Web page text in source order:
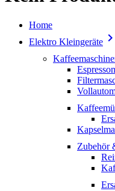
Home
Elektro Kleingeräte 
Zubehör